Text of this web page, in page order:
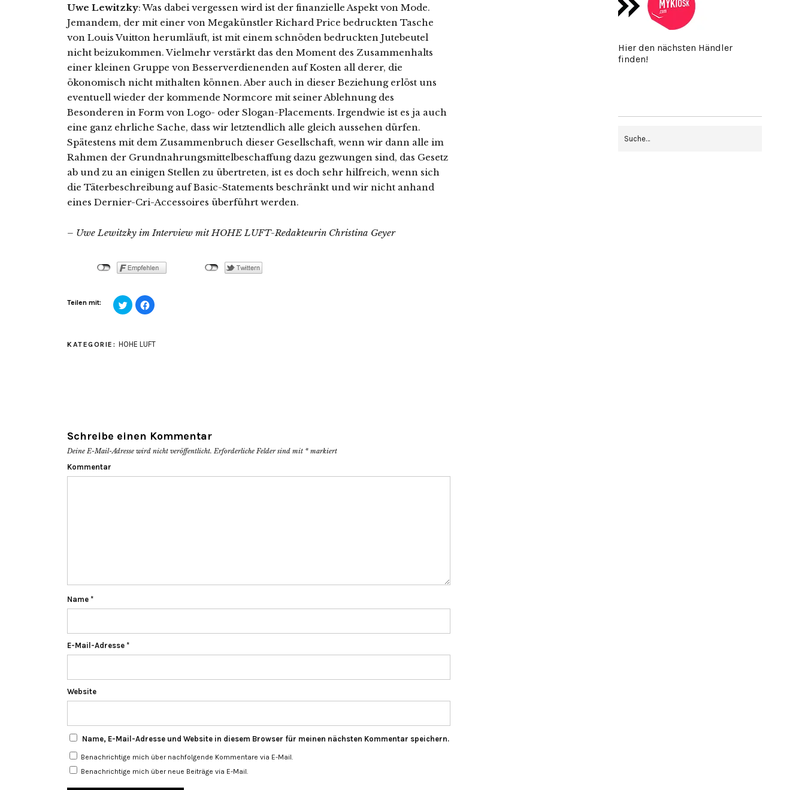
Uwe Lewitzky: Was dabei vergessen wird ist der finanzielle Aspekt von Mode.
Jemandem, der mit einer von Megakünstler Richard Price bedruckten Tasche
von Louis Vuitton herumläuft, ist mit einem schnöden bedruckten Jutebeutel
nicht beizukommen. Vielmehr verstärkt das den Moment des Zusammenhalts
einer kleinen Gruppe von Besserverdienenden auf Kosten all derer, die
ökonomisch nicht mithalten können. Aber auch in dieser Beziehung erlöst uns
eventuell wieder der kommende Normcore mit seiner Ablehnung des
Besonderen in Form von Logo- oder Slogan-Placements. Irgendwie ist es ja auch
eine ganz ehrliche Sache, dass wir letztendlich alle gleich aussehen dürfen.
Spätestens mit dem Zusammenbruch dieser Gesellschaft, wenn wir dann alle im
Rahmen der Grundnahrungsmittelbeschaffung dazu gezwungen sind, das Gesetz
ab und zu an einigen Stellen zu übertreten, ist es doch sehr hilfreich, wenn sich
die Täterbeschreibung auf Basic-Statements beschränkt und wir nicht anhand
eines Dernier-Cri-Accessoires überführt werden.
– Uwe Lewitzky im Interview mit HOHE LUFT-Redakteurin Christina Geyer
Teilen mit: Klick,
um
über
(Wird
Klick,
um
(Wird
KATEGORIE: HOHE LUFT
Schreibe einen Kommentar
Deine E-Mail-Adresse wird nicht veröffentlicht. Erforderliche Felder sind mit * markiert
Kommentar
Name *
E-Mail-Adresse *
Website
Name, E-Mail-Adresse und Website in diesem Browser für meinen nächsten Kommentar speichern.
Benachrichtige mich über nachfolgende Kommentare via E-Mail.
Benachrichtige mich über neue Beiträge via E-Mail.
Hier den nächsten Händler
finden!